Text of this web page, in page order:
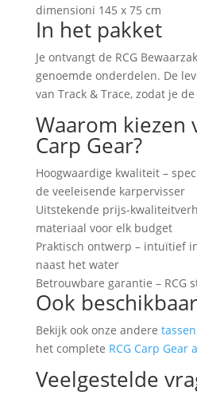
dimensioni 145 x 75 cm
In het pakket
Je ontvangt de RCG
genoemde onderdelen. De
van Track & Trace, zodat je
Waarom kiezen
Carp Gear?
Hoogwaardige kwaliteit –
de veeleisende karpervisser
Uitstekende prijs-
materiaal voor elk budget
Praktisch ontwerp – intuïtief
naast het water
Betrouwbare garantie – RCG
Ook beschikbaar
Bekijk ook onze andere
het complete RCG Carp Gear
Veelgestelde